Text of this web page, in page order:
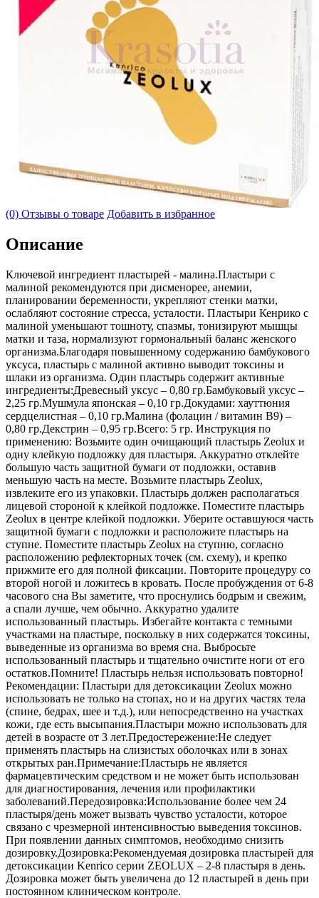
(0) Отзывы о товаре Добавить в избранное
Описание
Ключевой ингредиент пластырей - малина.Пластыри с
малиной рекомендуются при дисменорее, анемии,
планировании беременности, укрепляют стенки матки,
ослабляют состояние стресса, усталости. Пластыри Кенрико с
малиной уменьшают тошноту, спазмы, тонизируют мышцы
матки и таза, нормализуют гормональный баланс женского
организма.Благодаря повышенному содержанию бамбукового
уксуса, пластырь с малиной активно выводит токсины и
шлаки из организма. Один пластырь содержит активные
ингредиенты:Древесный уксус – 0,80 гр.Бамбуковый уксус –
2,25 гр.Мушмула японская – 0,10 гр.Докудами: хауттюния
сердцелистная – 0,10 гр.Малина (фолацин / витамин В9) –
0,80 гр.Декстрин – 0,95 гр.Всего: 5 гр. Инструкция по
применению: Возьмите один очищающий пластырь Zeolux и
одну клейкую подложку для пластыря. Аккуратно отклейте
большую часть защитной бумаги от подложки, оставив
меньшую часть на месте. Возьмите пластырь Zeolux,
извлеките его из упаковки. Пластырь должен располагаться
лицевой стороной к клейкой подложке. Поместите пластырь
Zeolux в центре клейкой подложки. Уберите оставшуюся часть
защитной бумаги с подложки и расположите пластырь на
ступне. Поместите пластырь Zeolux на ступню, согласно
расположению рефлекторных точек (см. схему), и крепко
прижмите его для полной фиксации. Повторите процедуру со
второй ногой и ложитесь в кровать. После пробуждения от 6-8
часового сна Вы заметите, что проснулись бодрым и свежим,
а спали лучше, чем обычно. Аккуратно удалите
использованный пластырь. Избегайте контакта с темными
участками на пластыре, поскольку в них содержатся токсины,
выведенные из организма во время сна. Выбросьте
использованный пластырь и тщательно очистите ноги от его
остатков.Помните! Пластырь нельзя использовать повторно!
Рекомендации: Пластыри для детоксикации Zeolux можно
использовать не только на стопах, но и на других частях тела
(спине, бедрах, шее и т.д.), или непосредственно на участках
кожи, где есть высыпания.Пластыри можно использовать для
детей в возрасте от 3 лет.Предостережение:Не следует
применять пластырь на слизистых оболочках или в зонах
открытых ран.Примечание:Пластырь не является
фармацевтическим средством и не может быть использован
для диагностирования, лечения или профилактики
заболеваний.Передозировка:Использование более чем 24
пластыря/день может вызвать чувство усталости, которое
связано с чрезмерной интенсивностью выведения токсинов.
При появлении данных симптомов, необходимо снизить
дозировку.Дозировка:Рекомендуемая дозировка пластырей для
детоксикации Kenrico серии ZEOLUX – 2-8 пластыря в день.
Дозировка может быть увеличена до 12 пластырей в день при
постоянном клиническом контроле.